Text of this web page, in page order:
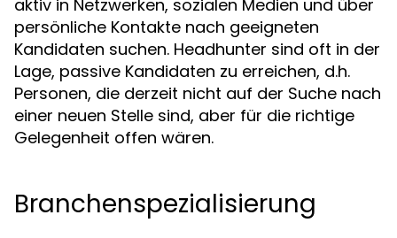
aktiv in Netzwerken, sozialen Medien und über
persönliche Kontakte nach geeigneten
Kandidaten suchen. Headhunter sind oft in der
Lage, passive Kandidaten zu erreichen, d.h.
Personen, die derzeit nicht auf der Suche nach
einer neuen Stelle sind, aber für die richtige
Gelegenheit offen wären.
Branchenspezialisierung